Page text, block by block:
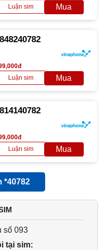
*40782
số 093
tại sim: